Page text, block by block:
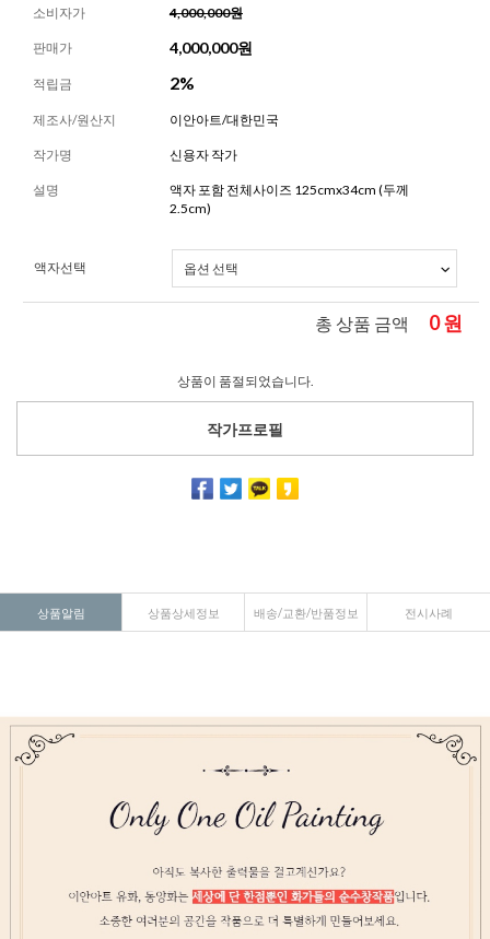
소비자가 4,000,000원
판매가 4,000,000원
적립금 2%
제조사/원산지 이안아트/대한민국
작가명 신용자 작가
설명
액자 포함 전체사이즈 125cmx34cm (두께
2.5cm)
액자선택
총 상품 금액 0원
상품이 품절되었습니다.
작가프로필
상품알림 상품상세정보 배송/교환/반품정보 전시사례